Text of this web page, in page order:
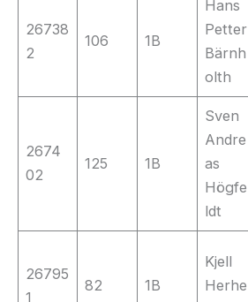
26738
2
106 1B
Hans
Petter
Bärnh
olth
2674
02
125 1B
Sven
Andre
as
Högfe
ldt
26795
1
82 1B
Kjell
Herhe